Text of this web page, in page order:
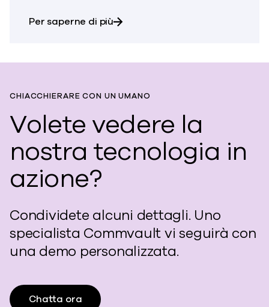
Per saperne di piùsu ThreatWise®
CHIACCHIERARE CON UN UMANO
Volete vedere la
nostra tecnologia in
azione?
Condividete alcuni dettagli. Uno
specialista Commvault vi seguirà con
una demo personalizzata.
Chatta ora